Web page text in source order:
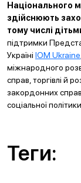
Національного
здійснюють
тому числі
підтримки
Україні IOM Ukraine
міжнародного
справ, торгівлі й
закордонних
соціальної
Теги: